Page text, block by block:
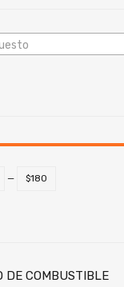
— $180
DE COMBUSTIBLE